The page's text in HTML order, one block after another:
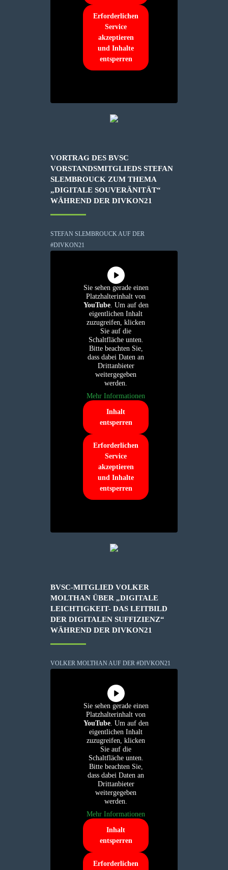
Erforderlichen
Service
akzeptieren
und Inhalte
entsperren
VORTRAG DES BVSC
VORSTANDSMITGLIEDS STEFAN
SLEMBROUCK ZUM THEMA
„DIGITALE SOUVERÄNITÄT“
WÄHREND DER DIVKON21
STEFAN SLEMBROUCK AUF DER
#DIVKON21
Sie sehen gerade einen
Platzhalterinhalt von
YouTube. Um auf den
eigentlichen Inhalt
zuzugreifen, klicken
Sie auf die
Schaltfläche unten.
Bitte beachten Sie,
dass dabei Daten an
Drittanbieter
weitergegeben
werden.
Mehr Informationen
Inhalt
entsperren
Erforderlichen
Service
akzeptieren
und Inhalte
entsperren
BVSC-MITGLIED VOLKER
MOLTHAN ÜBER „DIGITALE
LEICHTIGKEIT- DAS LEITBILD
DER DIGITALEN SUFFIZIENZ“
WÄHREND DER DIVKON21
VOLKER MOLTHAN AUF DER #DIVKON21
Sie sehen gerade einen
Platzhalterinhalt von
YouTube. Um auf den
eigentlichen Inhalt
zuzugreifen, klicken
Sie auf die
Schaltfläche unten.
Bitte beachten Sie,
dass dabei Daten an
Drittanbieter
weitergegeben
werden.
Mehr Informationen
Inhalt
entsperren
Erforderlichen